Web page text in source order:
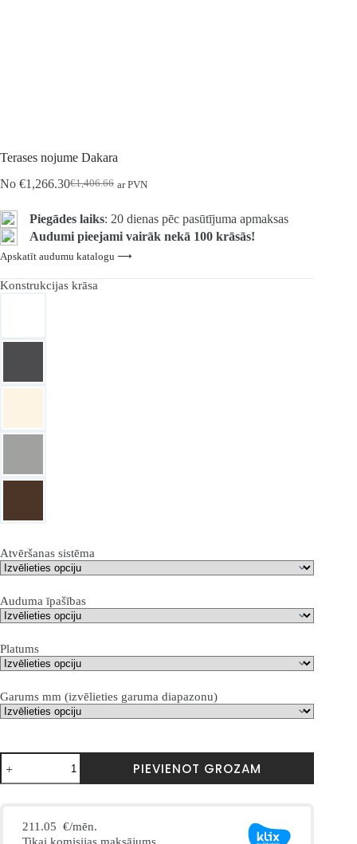
Terases nojume Dakara
No
€1,406.66
Sākotnējā
bija:
€1,406.66.
€1,266.30Pašreizējā
ir:
€1,266.30.
ar PVN
Piegādes laiks: 20 dienas pēc pasūtījuma apmaksas
Audumi pieejami vairāk nekā 100 krāsās!
Apskatīt audumu katalogu ⟶
Konstrukcijas krāsa
Atvēršanas sistēma
Auduma īpašības
Platums
Garums mm (izvēlieties garuma diapazonu)
Terasinė
markizė
Dakar
PIEVIENOT GROZAM